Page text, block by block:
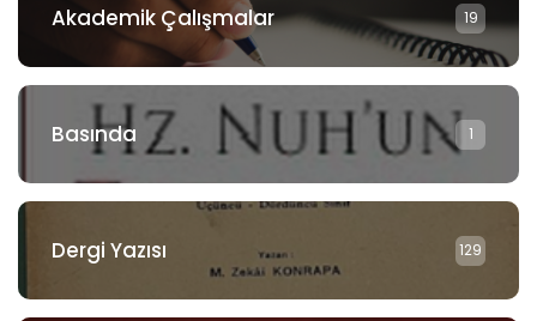
Akademik Çalışmalar 19
Basında 1
Dergi Yazısı 129